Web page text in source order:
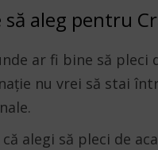
aleg pentru
ar fi bine să pleci
nu vrei să stai
alegi să pleci de